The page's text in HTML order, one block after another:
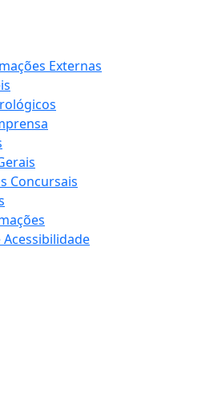
Externas
Concursais